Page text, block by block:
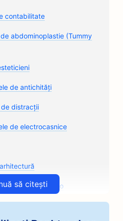
contabilitate
abdominoplastie (Tummy
de antichități
de distracții
de electrocasnice
de caroserii auto
să citești